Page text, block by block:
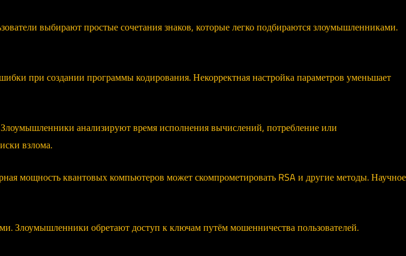
выбирают простые сочетания знаков, которые легко подбираются злоумышленниками.
при создании программы кодирования. Некорректная настройка параметров уменьшает
анализируют время исполнения вычислений, потребление или
взлома.
мощность квантовых компьютеров может скомпрометировать RSA и другие методы. Научное
Злоумышленники обретают доступ к ключам путём мошенничества пользователей.